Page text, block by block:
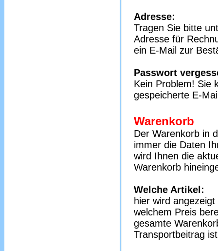
Adresse:
Tragen Sie bitte
Adresse für
ein E-Mail zur
Passwort
Kein Problem! Sie
gespeicherte E-
Warenkorb
Der Warenkorb in
immer die Daten
wird Ihnen die
Warenkorb
Welche Artikel:
hier wird
welchem Preis
gesamte
Transportbeitrag